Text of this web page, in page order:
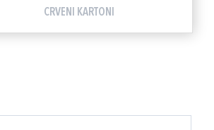
CRVENI KARTONI